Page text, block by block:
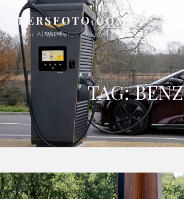
PERSFOTO.COM
Voor Al Uw Fotowerkzaamheden En Opdrachten
TAG:BENZ